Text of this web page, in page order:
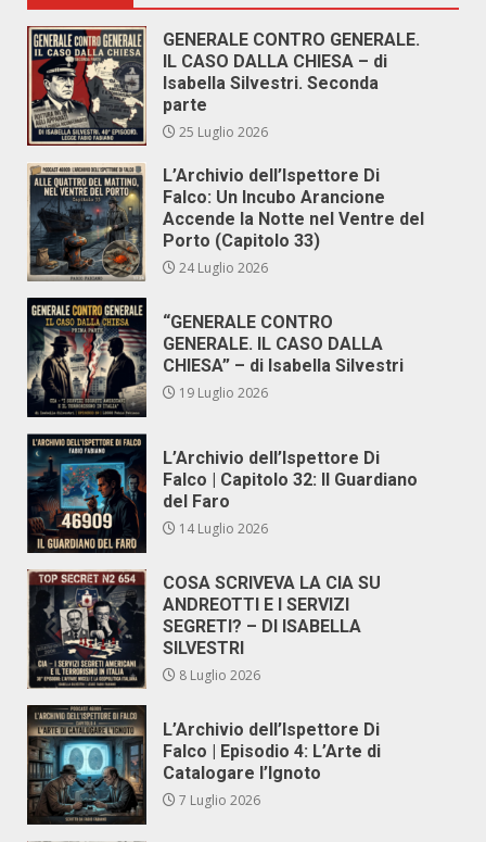
GENERALE CONTRO GENERALE.
IL CASO DALLA CHIESA – di
Isabella Silvestri. Seconda
parte
25 Luglio 2026
L’Archivio dell’Ispettore Di
Falco: Un Incubo Arancione
Accende la Notte nel Ventre del
Porto (Capitolo 33)
24 Luglio 2026
“GENERALE CONTRO
GENERALE. IL CASO DALLA
CHIESA” – di Isabella Silvestri
19 Luglio 2026
L’Archivio dell’Ispettore Di
Falco | Capitolo 32: Il Guardiano
del Faro
14 Luglio 2026
COSA SCRIVEVA LA CIA SU
ANDREOTTI E I SERVIZI
SEGRETI? – DI ISABELLA
SILVESTRI
8 Luglio 2026
L’Archivio dell’Ispettore Di
Falco | Episodio 4: L’Arte di
Catalogare l’Ignoto
7 Luglio 2026